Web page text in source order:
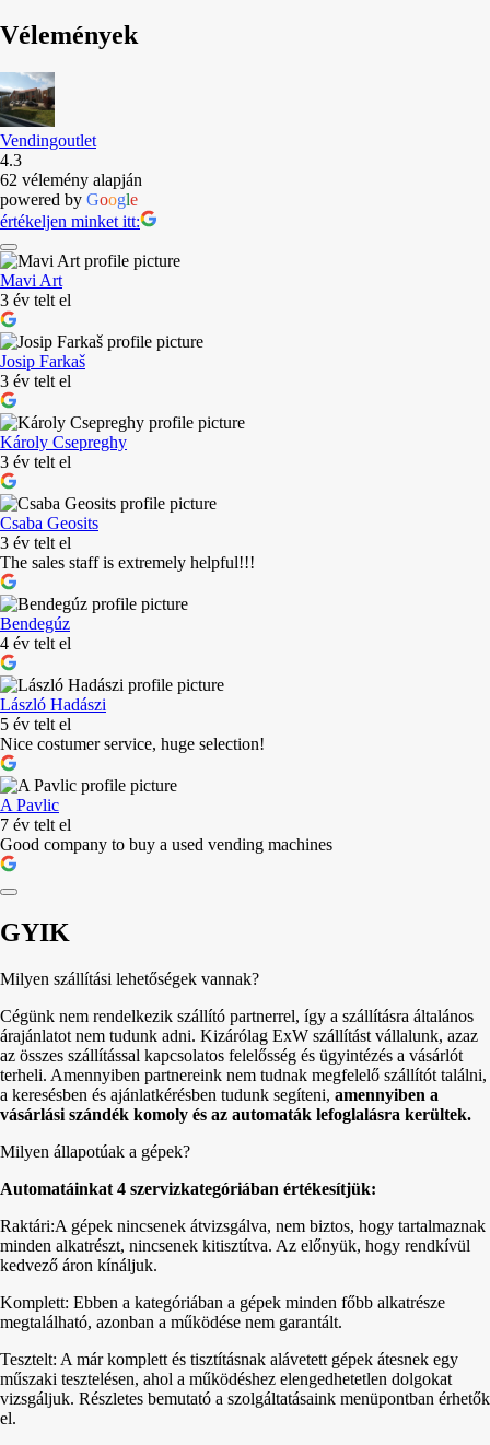
Vélemények
Vendingoutlet
4.3
62 vélemény alapján
powered by Google
értékeljen minket itt:
Mavi Art
3 év telt el
Josip Farkaš
3 év telt el
Károly Csepreghy
3 év telt el
Csaba Geosits
3 év telt el
The sales staff is extremely helpful!!!
Bendegúz
4 év telt el
László Hadászi
5 év telt el
Nice costumer service, huge selection!
A Pavlic
7 év telt el
Good company to buy a used vending machines
GYIK
Milyen szállítási lehetőségek vannak?
Cégünk nem rendelkezik szállító partnerrel, így a szállításra általános
árajánlatot nem tudunk adni. Kizárólag ExW szállítást vállalunk, azaz
az összes szállítással kapcsolatos felelősség és ügyintézés a vásárlót
terheli. Amennyiben partnereink nem tudnak megfelelő szállítót találni,
a keresésben és ajánlatkérésben tudunk segíteni, amennyiben a
vásárlási szándék komoly és az automaták lefoglalásra kerültek.
Milyen állapotúak a gépek?
Automatáinkat 4 szervizkategóriában értékesítjük:
Raktári:A gépek nincsenek átvizsgálva, nem biztos, hogy tartalmaznak
minden alkatrészt, nincsenek kitisztítva. Az előnyük, hogy rendkívül
kedvező áron kínáljuk.
Komplett: Ebben a kategóriában a gépek minden főbb alkatrésze
megtalálható, azonban a működése nem garantált.
Tesztelt: A már komplett és tisztításnak alávetett gépek átesnek egy
műszaki tesztelésen, ahol a működéshez elengedhetetlen dolgokat
vizsgáljuk. Részletes bemutató a szolgáltatásaink menüpontban érhetők
el.